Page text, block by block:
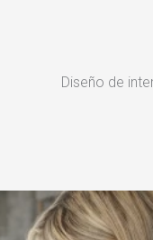
Diseño de